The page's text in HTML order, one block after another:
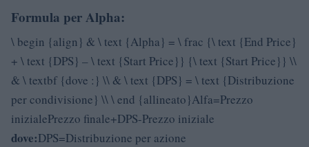
Formula per Alpha:
\ begin {align} & \ text {Alpha} = \ frac {\ text {End Price}
+ \ text {DPS} – \ text {Start Price}} {\ text {Start Price}} \\
& \ textbf {dove :} \\ & \ text {DPS} = \ text {Distribuzione
per condivisione} \\ \ end {allineato}​Alfa=Prezzo
inizialePrezzo finale+DPS-Prezzo iniziale​
dove:DPS=Distribuzione per azione​